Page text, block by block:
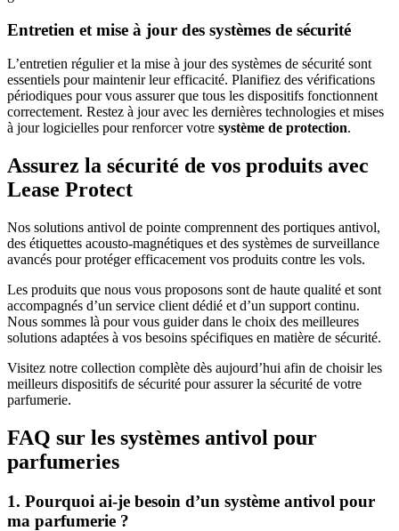
Entretien et mise à jour des systèmes de sécurité
L’entretien régulier et la mise à jour des systèmes de sécurité sont
essentiels pour maintenir leur efficacité. Planifiez des vérifications
périodiques pour vous assurer que tous les dispositifs fonctionnent
correctement. Restez à jour avec les dernières technologies et mises
à jour logicielles pour renforcer votre système de protection.
Assurez la sécurité de vos produits avec
Lease Protect
Nos solutions antivol de pointe comprennent des portiques antivol,
des étiquettes acousto-magnétiques et des systèmes de surveillance
avancés pour protéger efficacement vos produits contre les vols.
Les produits que nous vous proposons sont de haute qualité et sont
accompagnés d’un service client dédié et d’un support continu.
Nous sommes là pour vous guider dans le choix des meilleures
solutions adaptées à vos besoins spécifiques en matière de sécurité.
Visitez notre collection complète dès aujourd’hui afin de choisir les
meilleurs dispositifs de sécurité pour assurer la sécurité de votre
parfumerie.
FAQ sur les systèmes antivol pour
parfumeries
1. Pourquoi ai-je besoin d’un système antivol pour
ma parfumerie ?